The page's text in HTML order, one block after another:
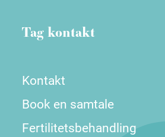
Tag kontakt
Kontakt
Book en samtale
Fertilitetsbehandling